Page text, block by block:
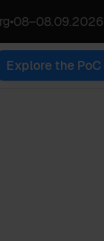
•08–08.09.2026
Explore the PoC